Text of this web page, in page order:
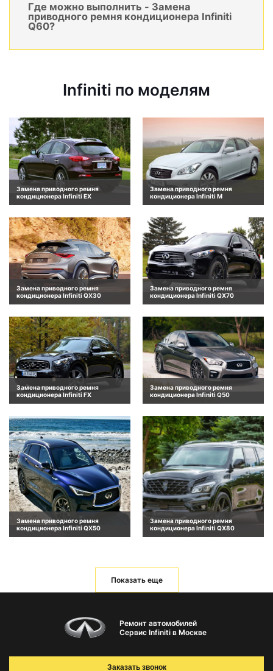
Где можно выполнить - Замена
приводного ремня кондиционера Infiniti
Q60?
Infiniti по моделям
Замена приводного ремня
кондиционера Infiniti EX
Замена приводного ремня
кондиционера Infiniti M
Замена приводного ремня
кондиционера Infiniti QX30
Замена приводного ремня
кондиционера Infiniti QX70
Замена приводного ремня
кондиционера Infiniti FX
Замена приводного ремня
кондиционера Infiniti Q50
Замена приводного ремня
кондиционера Infiniti QX50
Замена приводного ремня
кондиционера Infiniti QX80
Показать еще
Ремонт автомобилей
Сервис Infiniti в Москве
Заказать звонок